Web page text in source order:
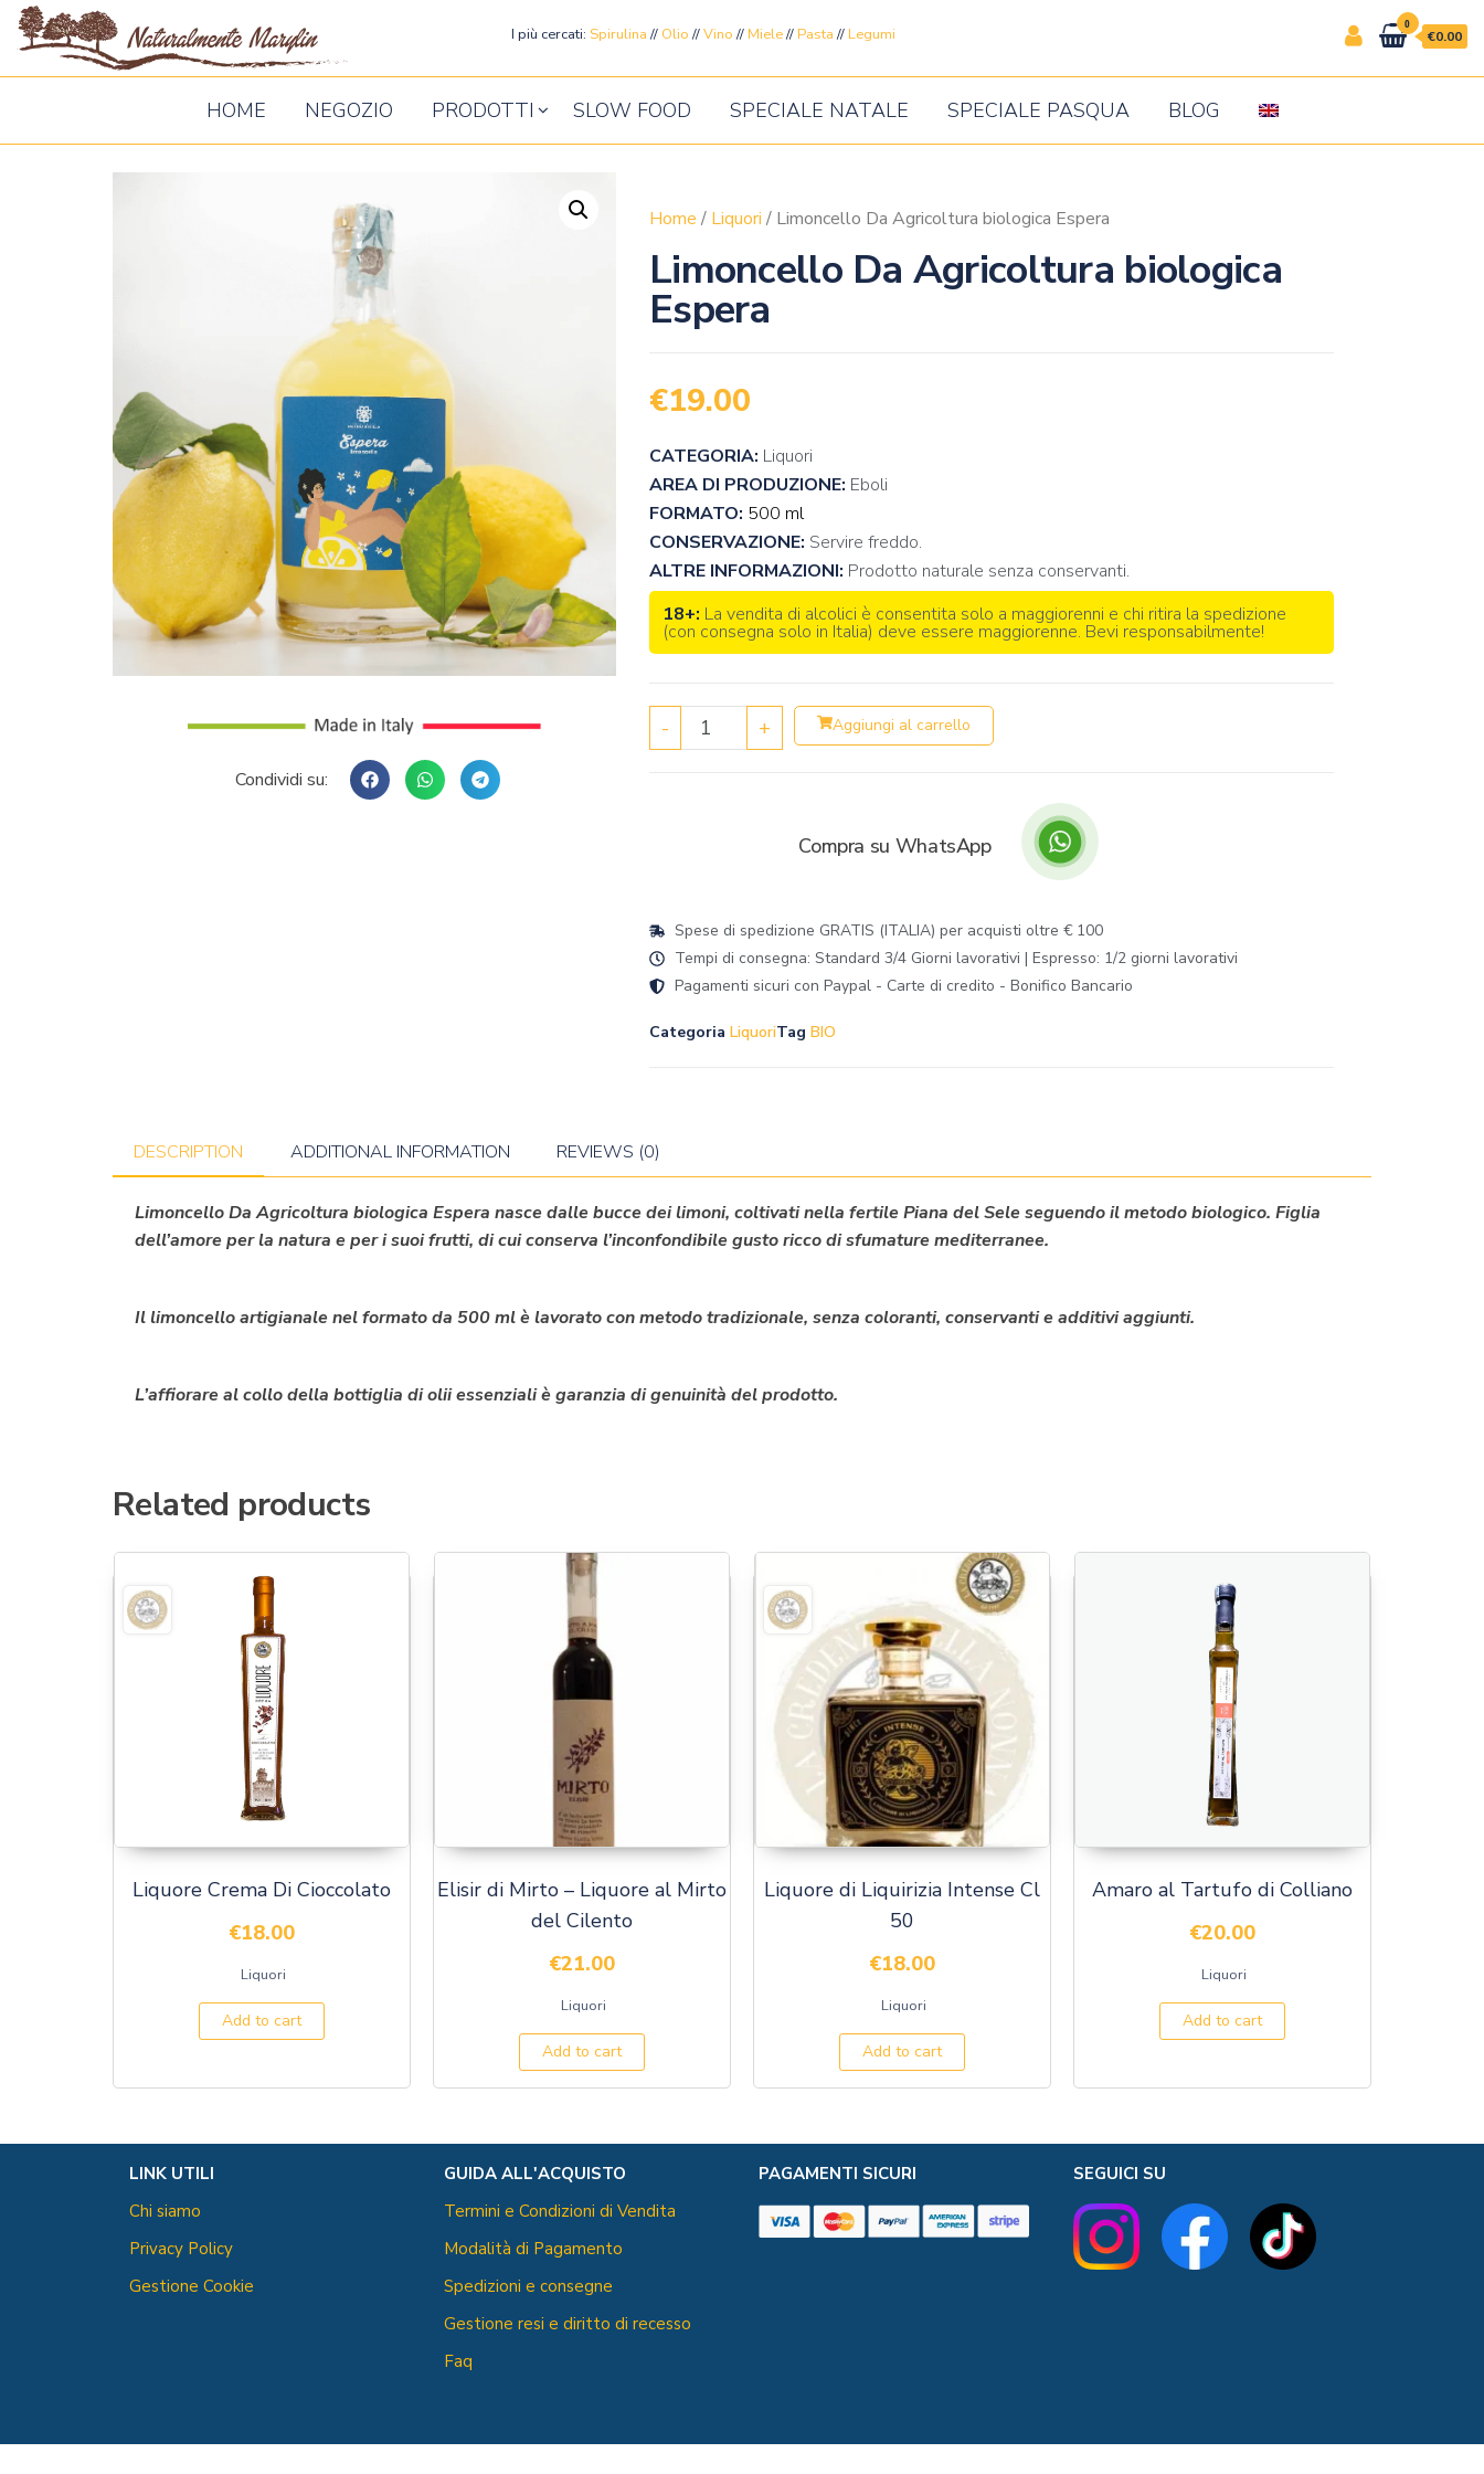
Naturalmente
I più cercati: Spirulina // Olio //Vino // Miele// Pasta // Legumi
0
€0.00
HOME NEGOZIO PRODOTTI SLOW FOOD SPECIALE NATALE SPECIALE PASQUA BLOG
Condividi su:
Home / Liquori / Limoncello Da Agricoltura biologica Espera
Limoncello Da Agricoltura biologica
Espera
€19.00
CATEGORIA: Liquori
AREA DI PRODUZIONE: Eboli
FORMATO: 500 ml
CONSERVAZIONE: Servire freddo.
ALTRE INFORMAZIONI: Prodotto naturale senza conservanti.
18+: La vendita di alcolici è consentita solo a maggiorenni e chi ritira la spedizione
(con consegna solo in Italia) deve essere maggiorenne. Bevi responsabilmente!
- + Aggiungi al carrello
Compra su WhatsApp
Spese di spedizione GRATIS (ITALIA) per acquisti oltre € 100
Tempi di consegna: Standard 3/4 Giorni lavorativi | Espresso: 1/2 giorni lavorativi
Pagamenti sicuri con Paypal - Carte di credito - Bonifico Bancario
Categoria LiquoriTag BIO
DESCRIPTION ADDITIONAL INFORMATION REVIEWS (0)
Limoncello Da Agricoltura biologica Espera nasce dalle bucce dei limoni, coltivati nella fertile Piana del Sele seguendo il metodo biologico. Figlia
dell’amore per la natura e per i suoi frutti, di cui conserva l’inconfondibile gusto ricco di sfumature mediterranee.
Il limoncello artigianale nel formato da 500 ml è lavorato con metodo tradizionale, senza coloranti, conservanti e additivi aggiunti.
L’affiorare al collo della bottiglia di olii essenziali è garanzia di genuinità del prodotto.
Related products
Liquore Crema Di Cioccolato
€18.00
Liquori
Add to cart
Elisir di Mirto – Liquore al Mirto
del Cilento
€21.00
Liquori
Add to cart
Liquore di Liquirizia Intense Cl
50
€18.00
Liquori
Add to cart
Amaro al Tartufo di Colliano
€20.00
Liquori
Add to cart
LINK UTILI
Chi siamo
Privacy Policy
Gestione Cookie
GUIDA ALL'ACQUISTO
Termini e Condizioni di Vendita
Modalità di Pagamento
Spedizioni e consegne
Gestione resi e diritto di recesso
Faq
PAGAMENTI SICURI SEGUICI SU